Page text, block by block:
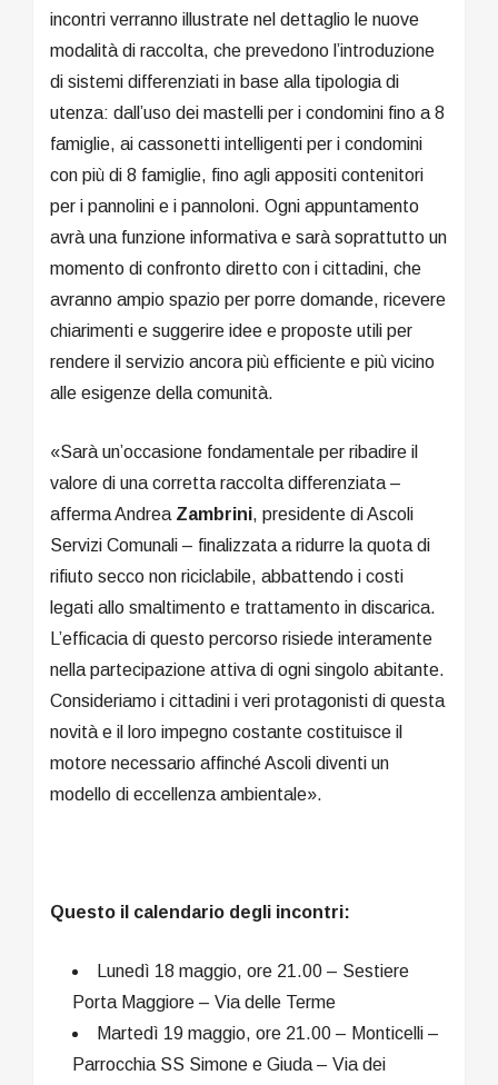
incontri verranno illustrate nel dettaglio le nuove
modalità di raccolta, che prevedono l’introduzione
di sistemi differenziati in base alla tipologia di
utenza: dall’uso dei mastelli per i condomini fino a 8
famiglie, ai cassonetti intelligenti per i condomini
con più di 8 famiglie, fino agli appositi contenitori
per i pannolini e i pannoloni. Ogni appuntamento
avrà una funzione informativa e sarà soprattutto un
momento di confronto diretto con i cittadini, che
avranno ampio spazio per porre domande, ricevere
chiarimenti e suggerire idee e proposte utili per
rendere il servizio ancora più efficiente e più vicino
alle esigenze della comunità.
«Sarà un’occasione fondamentale per ribadire il
valore di una corretta raccolta differenziata –
afferma Andrea Zambrini, presidente di Ascoli
Servizi Comunali – finalizzata a ridurre la quota di
rifiuto secco non riciclabile, abbattendo i costi
legati allo smaltimento e trattamento in discarica.
L’efficacia di questo percorso risiede interamente
nella partecipazione attiva di ogni singolo abitante.
Consideriamo i cittadini i veri protagonisti di questa
novità e il loro impegno costante costituisce il
motore necessario affinché Ascoli diventi un
modello di eccellenza ambientale».
Questo il calendario degli incontri:
Lunedì 18 maggio, ore 21.00 – Sestiere
Porta Maggiore – Via delle Terme
Martedì 19 maggio, ore 21.00 – Monticelli –
Parrocchia SS Simone e Giuda – Via dei